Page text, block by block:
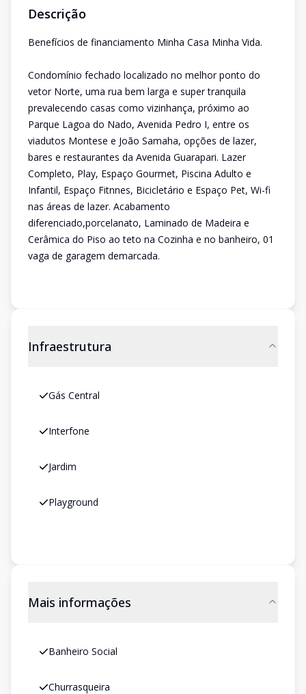
Descrição
Benefícios de financiamento Minha Casa Minha Vida.
Condomínio fechado localizado no melhor ponto do
vetor Norte, uma rua bem larga e super tranquila
prevalecendo casas como vizinhança, próximo ao
Parque Lagoa do Nado, Avenida Pedro I, entre os
viadutos Montese e João Samaha, opções de lazer,
bares e restaurantes da Avenida Guarapari. Lazer
Completo, Play, Espaço Gourmet, Piscina Adulto e
Infantil, Espaço Fitnnes, Bicicletário e Espaço Pet, Wi-fi
nas áreas de lazer. Acabamento
diferenciado,porcelanato, Laminado de Madeira e
Cerâmica do Piso ao teto na Cozinha e no banheiro, 01
vaga de garagem demarcada.
Infraestrutura
Gás Central
Interfone
Jardim
Playground
Mais informações
Banheiro Social
Churrasqueira